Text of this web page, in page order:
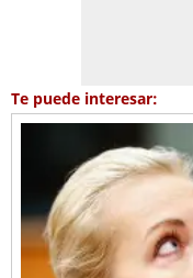
Te puede interesar: